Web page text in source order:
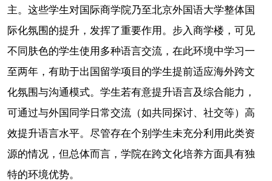
主。这些学生对国际商学院乃至北京外国语大学整体国
际化氛围的提升，发挥了重要作用。步入商学楼，可见
不同肤色的学生使用多种语言交流，在此环境中学习一
至两年，有助于出国留学项目的学生提前适应海外跨文
化氛围与沟通模式。学生若有意提升语言及综合能力，
可通过与外国同学日常交流（如共同探讨、社交等）高
效提升语言水平。尽管存在个别学生未充分利用此类资
源的情况，但总体而言，学院在跨文化培养方面具有独
特的环境优势。